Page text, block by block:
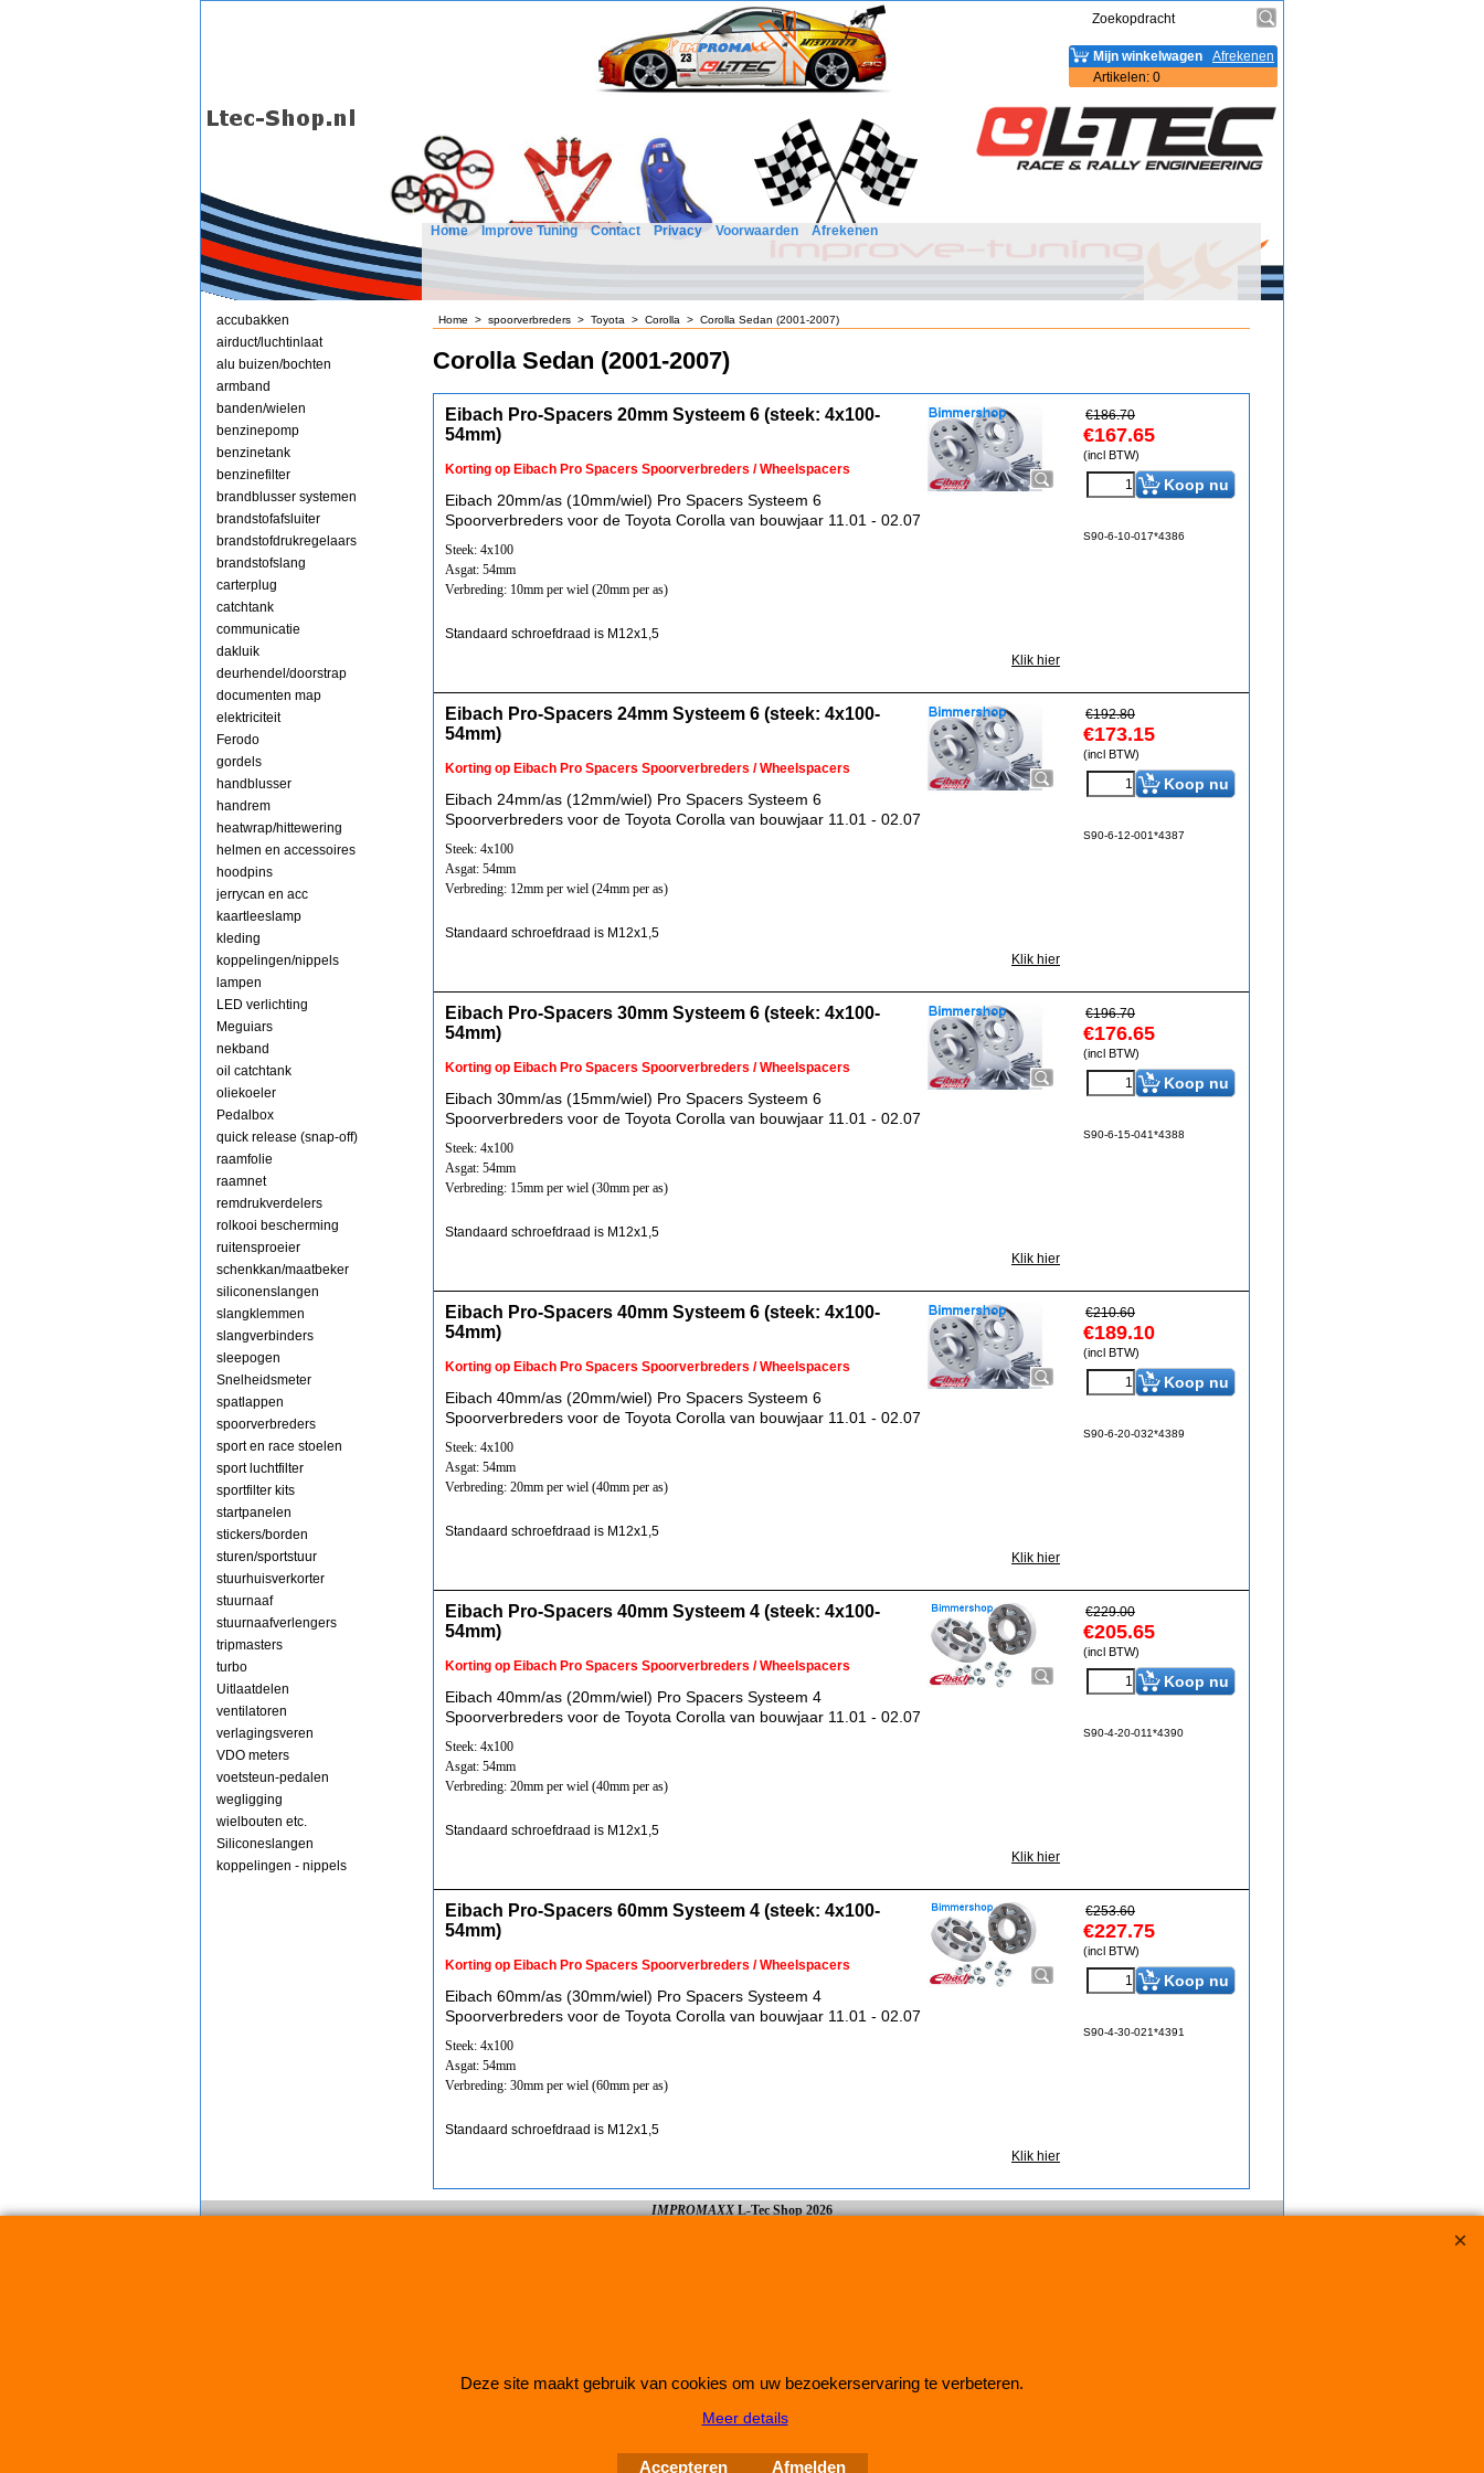
Afrekenen
Mijn winkelwagen
Artikelen: 0
Home Improve Tuning Contact Privacy Voorwaarden Afrekenen
accubakken
airduct/luchtinlaat
alu buizen/bochten
armband
banden/wielen
benzinepomp
benzinetank
benzinefilter
brandblusser systemen
brandstofafsluiter
brandstofdrukregelaars
brandstofslang
carterplug
catchtank
communicatie
dakluik
deurhendel/doorstrap
documenten map
elektriciteit
Ferodo
gordels
handblusser
handrem
heatwrap/hittewering
helmen en accessoires
hoodpins
jerrycan en acc
kaartleeslamp
kleding
koppelingen/nippels
lampen
LED verlichting
Meguiars
nekband
oil catchtank
oliekoeler
Pedalbox
quick release (snap-off)
raamfolie
raamnet
remdrukverdelers
rolkooi bescherming
ruitensproeier
schenkkan/maatbeker
siliconenslangen
slangklemmen
slangverbinders
sleepogen
Snelheidsmeter
spatlappen
spoorverbreders
sport en race stoelen
sport luchtfilter
sportfilter kits
startpanelen
stickers/borden
sturen/sportstuur
stuurhuisverkorter
stuurnaaf
stuurnaafverlengers
tripmasters
turbo
Uitlaatdelen
ventilatoren
verlagingsveren
VDO meters
voetsteun-pedalen
wegligging
wielbouten etc.
Siliconeslangen
koppelingen - nippels
Home > spoorverbreders > Toyota > Corolla > Corolla Sedan (2001-2007)
Corolla Sedan (2001-2007)
€186.70
€167.65
(incl BTW)
Koop nu
S90-6-10-017*4386
Eibach Pro-Spacers 20mm Systeem 6 (steek: 4x100-
54mm)
Korting op Eibach Pro Spacers Spoorverbreders / Wheelspacers
Eibach 20mm/as (10mm/wiel) Pro Spacers Systeem 6
Spoorverbreders voor de Toyota Corolla van bouwjaar 11.01 - 02.07
Steek: 4x100
Asgat: 54mm
Verbreding: 10mm per wiel (20mm per as)
Standaard schroefdraad is M12x1,5
Klik hier
€192.80
€173.15
(incl BTW)
Koop nu
S90-6-12-001*4387
Eibach Pro-Spacers 24mm Systeem 6 (steek: 4x100-
54mm)
Korting op Eibach Pro Spacers Spoorverbreders / Wheelspacers
Eibach 24mm/as (12mm/wiel) Pro Spacers Systeem 6
Spoorverbreders voor de Toyota Corolla van bouwjaar 11.01 - 02.07
Steek: 4x100
Asgat: 54mm
Verbreding: 12mm per wiel (24mm per as)
Standaard schroefdraad is M12x1,5
Klik hier
€196.70
€176.65
(incl BTW)
Koop nu
S90-6-15-041*4388
Eibach Pro-Spacers 30mm Systeem 6 (steek: 4x100-
54mm)
Korting op Eibach Pro Spacers Spoorverbreders / Wheelspacers
Eibach 30mm/as (15mm/wiel) Pro Spacers Systeem 6
Spoorverbreders voor de Toyota Corolla van bouwjaar 11.01 - 02.07
Steek: 4x100
Asgat: 54mm
Verbreding: 15mm per wiel (30mm per as)
Standaard schroefdraad is M12x1,5
Klik hier
€210.60
€189.10
(incl BTW)
Koop nu
S90-6-20-032*4389
Eibach Pro-Spacers 40mm Systeem 6 (steek: 4x100-
54mm)
Korting op Eibach Pro Spacers Spoorverbreders / Wheelspacers
Eibach 40mm/as (20mm/wiel) Pro Spacers Systeem 6
Spoorverbreders voor de Toyota Corolla van bouwjaar 11.01 - 02.07
Steek: 4x100
Asgat: 54mm
Verbreding: 20mm per wiel (40mm per as)
Standaard schroefdraad is M12x1,5
Klik hier
€229.00
€205.65
(incl BTW)
Koop nu
S90-4-20-011*4390
Eibach Pro-Spacers 40mm Systeem 4 (steek: 4x100-
54mm)
Korting op Eibach Pro Spacers Spoorverbreders / Wheelspacers
Eibach 40mm/as (20mm/wiel) Pro Spacers Systeem 4
Spoorverbreders voor de Toyota Corolla van bouwjaar 11.01 - 02.07
Steek: 4x100
Asgat: 54mm
Verbreding: 20mm per wiel (40mm per as)
Standaard schroefdraad is M12x1,5
Klik hier
€253.60
€227.75
(incl BTW)
Koop nu
S90-4-30-021*4391
Eibach Pro-Spacers 60mm Systeem 4 (steek: 4x100-
54mm)
Korting op Eibach Pro Spacers Spoorverbreders / Wheelspacers
Eibach 60mm/as (30mm/wiel) Pro Spacers Systeem 4
Spoorverbreders voor de Toyota Corolla van bouwjaar 11.01 - 02.07
Steek: 4x100
Asgat: 54mm
Verbreding: 30mm per wiel (60mm per as)
Standaard schroefdraad is M12x1,5
Klik hier
IMPROMAXXL-Tec Shop 2026
Webwinkel gemaakt met
ShopFactory webwinkel
Deze site maakt gebruik van cookies om uw bezoekerservaring te verbeteren.
Meer details
Accepteren Afmelden